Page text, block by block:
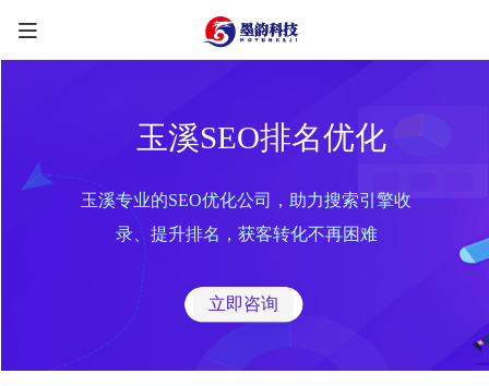
玉溪SEO排名优化
玉溪专业的SEO优化公司，助力搜索引擎收
录、提升排名，获客转化不再困难
立即咨询
限时优惠咨询中
联系方式